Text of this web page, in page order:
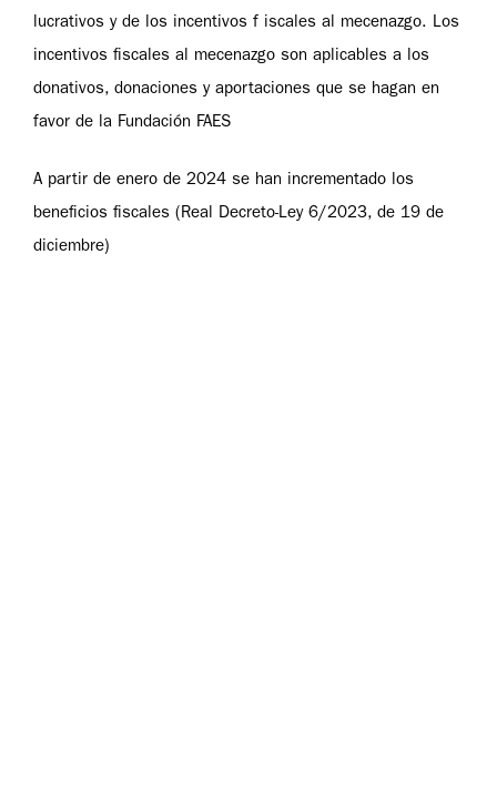
lucrativos y de los incentivos f iscales al mecenazgo. Los
incentivos fiscales al mecenazgo son aplicables a los
donativos, donaciones y aportaciones que se hagan en
favor de la Fundación FAES
A partir de enero de 2024 se han incrementado los
beneficios fiscales (Real Decreto-Ley 6/2023, de 19 de
diciembre)